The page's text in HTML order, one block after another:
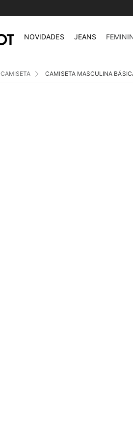
NOVIDADES JEANS
CAMISETA CAMISETA MASCULINA